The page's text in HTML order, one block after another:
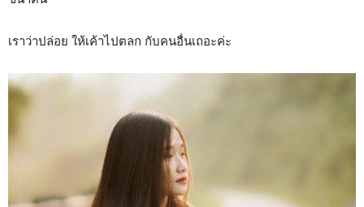
เราว่าปล่อย ให้เค้าไปตลก กับคนอื่นเถอะค่ะ